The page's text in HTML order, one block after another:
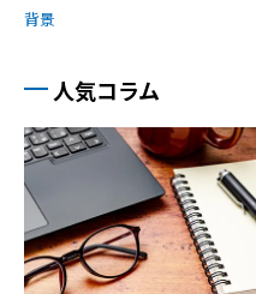
背景
人気コラム